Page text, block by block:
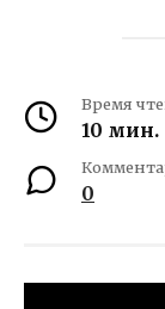
Время
10 мин.
0